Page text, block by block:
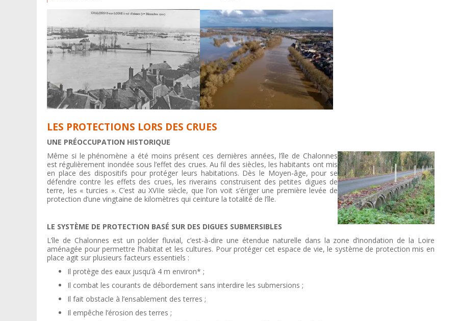
LES PROTECTIONS LORS DES CRUES
UNE PRÉOCCUPATION HISTORIQUE
Même si le phénomène a été moins présent ces dernières années, l’île de Chalonnes
est régulièrement inondée sous l’effet des crues. Au fil des siècles, les habitants ont mis
en place des dispositifs pour protéger leurs habitations. Dès le Moyen-âge, pour se
défendre contre les effets des crues, les riverains construisent des petites digues de
terre, les « turcies ». C’est au XVIIe siècle, que l’on voit s’ériger une première levée de
protection d’une vingtaine de kilomètres qui ceinture la totalité de l’île.
LE SYSTÈME DE PROTECTION BASÉ SUR DES DIGUES SUBMERSIBLES
L’île de Chalonnes est un polder fluvial, c’est-à-dire une étendue naturelle dans la zone d’inondation de la Loire
aménagée pour permettre l’habitat et les cultures. Pour protéger cet espace de vie, le système de protection mis en
place agit sur plusieurs facteurs essentiels :
Il protège des eaux jusqu’à 4 m environ* ;
Il combat les courants de débordement sans interdire les submersions ;
Il fait obstacle à l’ensablement des terres ;
Il empêche l’érosion des terres ;